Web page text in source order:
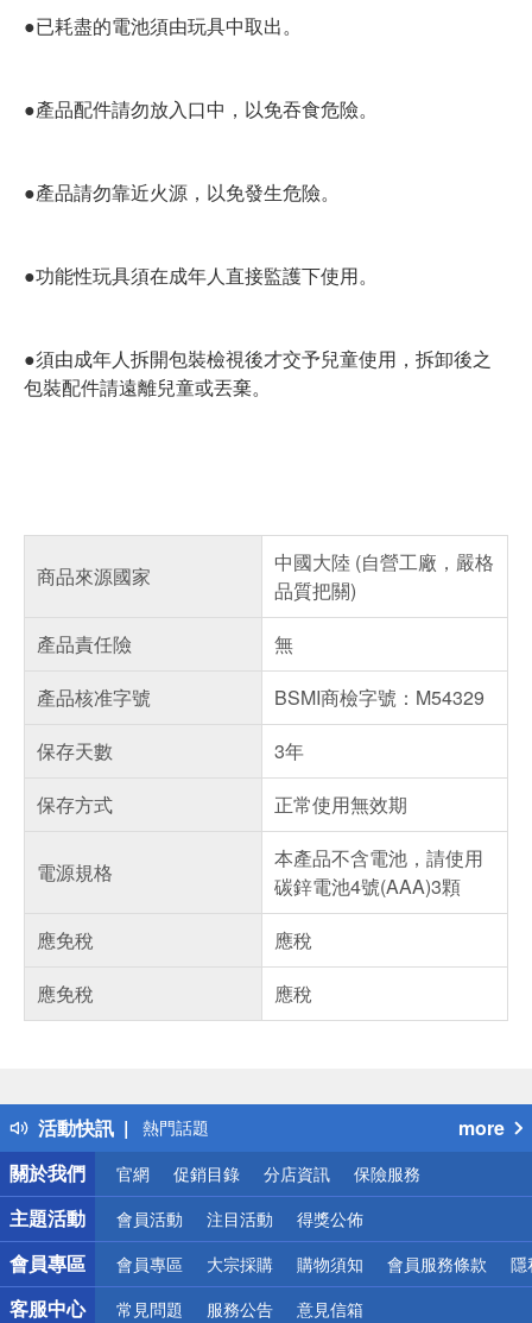
●已耗盡的電池須由玩具中取出。
●產品配件請勿放入口中，以免吞食危險。
●產品請勿靠近火源，以免發生危險。
●功能性玩具須在成年人直接監護下使用。
●須由成年人拆開包裝檢視後才交予兒童使用，拆卸後之
包裝配件請遠離兒童或丟棄。
商品來源國家
中國大陸 (自營工廠，嚴格
品質把關)
產品責任險
無
產品核准字號
BSMI商檢字號：M54329
保存天數
3年
保存方式
正常使用無效期
電源規格
本產品不含電池，請使用
碳鋅電池4號(AAA)3顆
應免稅
應稅
應免稅
應稅
活動快訊
得獎公告
熱門話題
銀行優惠
偏遠地區配送
詐騙網頁！請小心！
more
關於我們
官網 促銷目錄 分店資訊 保險服務
主題活動 會員活動 注目活動 得獎公佈
會員專區 會員專區 大宗採購 購物須知 會員服務條款 隱
客服中心 常見問題 服務公告 意見信箱